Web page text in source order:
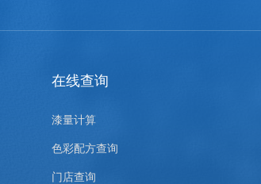
在线查询
漆量计算
色彩配方查询
门店查询